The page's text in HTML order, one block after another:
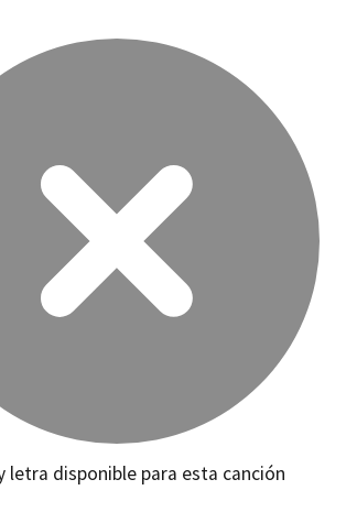
letra disponible para esta canción